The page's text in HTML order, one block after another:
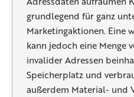
grundlegend für ganz
Marketingaktionen. Eine
kann jedoch eine Menge
invalider Adressen
Speicherplatz und
außerdem Material- und